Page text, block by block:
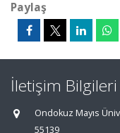
Paylaş
İletişim Bilgileri
Ondokuz Mayıs
55139